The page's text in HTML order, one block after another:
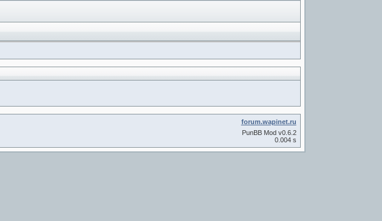
forum.wapinet.ru
PunBB Mod v0.6.2
0.004 s